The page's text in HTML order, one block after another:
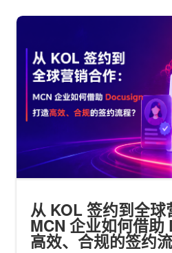
从 KOL 签约到全球
MCN 企业如何借
高效、合规的签约流